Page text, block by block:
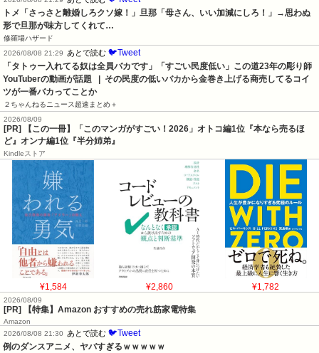
トメ「さっさと離婚しろクソ嫁！」旦那「母さん、いい加減にしろ！」→思わぬ
形で旦那が味方してくれて…
修羅場ハザード
2026/08/08 21:29
あとで読む 🐦Tweet
「タトゥー入れてる奴は全員バカです」「すごい民度低い」この道23年の彫り師
YouTuberの動画が話題   |  その民度の低いバカから金巻き上げる商売してるコイ
ツが一番バカってことか
２ちゃんねるニュース超速まとめ＋
2026/08/09
[PR] 【この一冊】「このマンガがすごい！2026」オトコ編1位『本なら売るほ
ど』オンナ編1位『半分姉弟』
Kindleストア
¥1,584 ¥2,860 ¥1,782
2026/08/09
[PR] 【特集】Amazon おすすめの売れ筋家電特集
Amazon
2026/08/08 21:30
あとで読む 🐦Tweet
例のダンスアニメ、ヤバすぎるｗｗｗｗｗ